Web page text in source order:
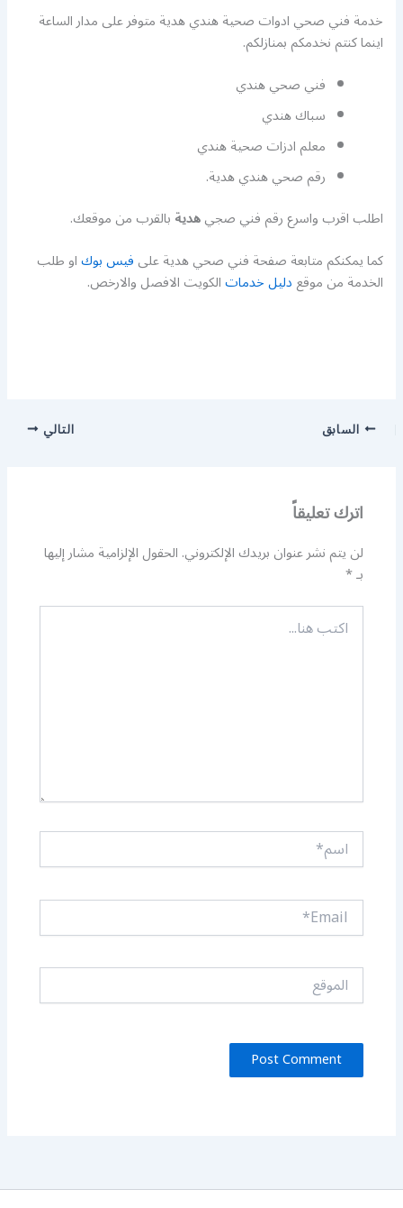
خدمة فني صحي ادوات صحية هندي هدية متوفر على مدار الساعة
اينما كنتم نخدمكم بمنازلكم.
فني صحي هندي
سباك هندي
معلم ادزات صحية هندي
رقم صحي هندي هدية.
اطلب اقرب واسرع رقم فني صجيهديةبالقرب من موقعك.
كما يمكنكم متابعة صفحة فني صحي هدية علىفيس بوكاو طلب
الخدمة من موقعدليل خدماتالكويت الافصل والارخص.
السابق التالي
اترك تعليقاً
لن يتم نشر عنوان بريدك الإلكتروني.الحقول الإلزامية مشار إليها
بـ*
اكتب
هنا...
اسم*
Email*
الموقع